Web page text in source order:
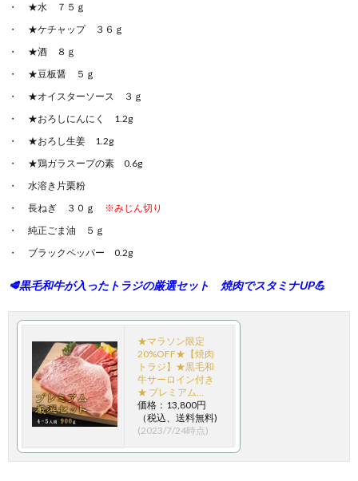
★水 ７５ｇ
★ケチャップ ３６ｇ
★酒 ８ｇ
★豆板醤 ５ｇ
★オイスターソース ３ｇ
★おろしにんにく 1.2g
★おろし生姜 1.2g
★鶏ガラスープの素 0.6g
水溶き片栗粉
長ねぎ ３０ｇ ※みじん切り
純正ごま油 ５ｇ
ブラックペッパー 0.2g
🥩黒毛和牛が入ったトラジの厳選セット 焼肉でスタミナUP💪
★マラソン限定
20%OFF★【焼肉
トラジ】★黒毛和
牛サーロイン付き
★ プレミアム…
価格：13,800円
（税込、送料無料)
(2023/7/24時点)